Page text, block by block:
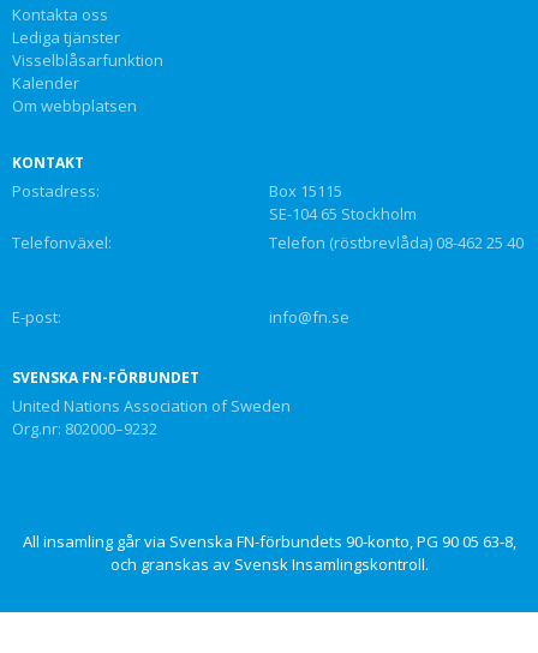
Kontakta oss
Lediga tjänster
Visselblåsarfunktion
Kalender
Om webbplatsen
KONTAKT
Postadress:
Box 15115
SE-104 65 Stockholm
Telefonväxel:
Telefon (röstbrevlåda) 08-462 25 40
E-post: info@fn.se
SVENSKA FN-FÖRBUNDET
United Nations Association of Sweden
Org.nr: 802000–9232
All insamling går via Svenska FN-förbundets 90-konto, PG 90 05 63-8,
och granskas av Svensk Insamlingskontroll.